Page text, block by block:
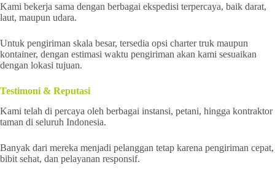
Kami bekerja sama dengan berbagai ekspedisi terpercaya, baik darat,
laut, maupun udara.
Untuk pengiriman skala besar, tersedia opsi charter truk maupun
kontainer, dengan estimasi waktu pengiriman akan kami sesuaikan
dengan lokasi tujuan.
Testimoni & Reputasi
Kami telah di percaya oleh berbagai instansi, petani, hingga kontraktor
taman di seluruh Indonesia.
Banyak dari mereka menjadi pelanggan tetap karena pengiriman cepat,
bibit sehat, dan pelayanan responsif.